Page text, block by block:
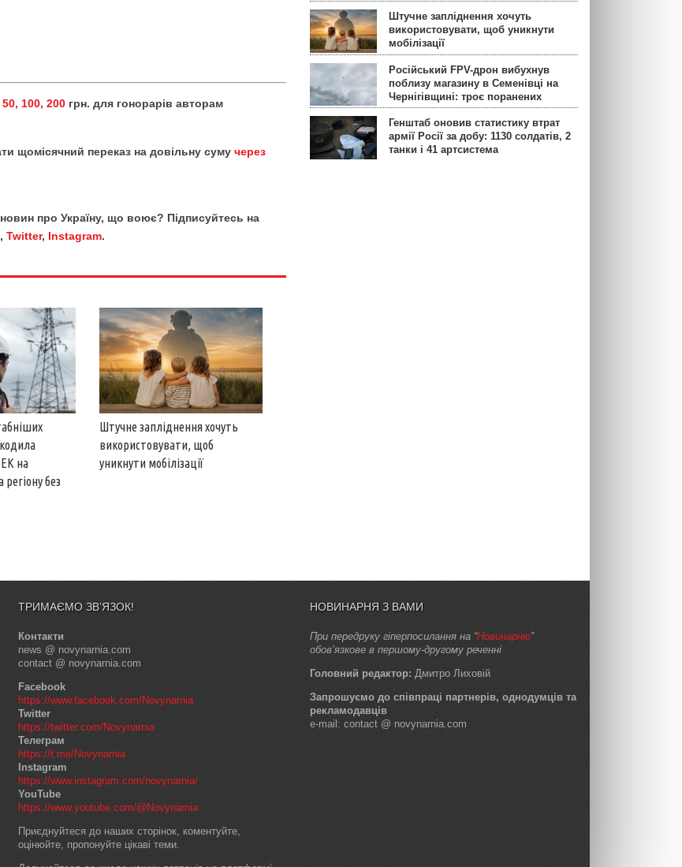
50, 100, 200 грн. для гонорарів авторам
щомісячний переказ на довільну суму через
про Україну, що воює? Підписуйтесь на
, Twitter, Instagram.
на
без
Штучне запліднення хочуть
використовувати, щоб
уникнути мобілізації
Штучне запліднення хочуть
використовувати, щоб уникнути
мобілізації
Російський FPV-дрон вибухнув
поблизу магазину в Семенівці на
Чернігівщині: троє поранених
Генштаб оновив статистику втрат
армії Росії за добу: 1130 солдатів, 2
танки і 41 артсистема
ТРИМАЄМО ЗВ’ЯЗОК!
Контакти
news @ novynarnia.com
contact @ novynarnia.com
Facebook
https://www.facebook.com/Novynarnia
Twitter
https://twitter.com/Novynarnia
Телеграм
https://t.me/Novynarnia
Instagram
https://www.instagram.com/novynarnia/
YouTube
https://www.youtube.com/@Novynarnia
Приєднуйтеся до наших сторінок, коментуйте,
оцінюйте, пропонуйте цікаві теми.
НОВИНАРНЯ З ВАМИ
При передруку гіперпосилання на “Новинарню”
обов’язкове в першому-другому реченні
Головний редактор: Дмитро Лиховій
Запрошуємо до співпраці партнерів, однодумців та
рекламодавців
e-mail: contact @ novynarnia.com